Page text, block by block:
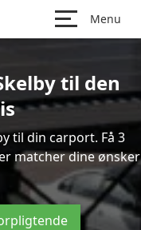
Menu
til den
til din carport. Få 3
matcher dine ønsker